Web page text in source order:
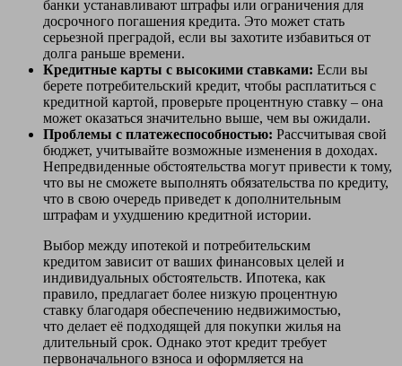
банки устанавливают штрафы или ограничения для
досрочного погашения кредита. Это может стать
серьезной преградой, если вы захотите избавиться от
долга раньше времени.
Кредитные карты с высокими ставками: Если вы
берете потребительский кредит, чтобы расплатиться с
кредитной картой, проверьте процентную ставку – она
может оказаться значительно выше, чем вы ожидали.
Проблемы с платежеспособностью: Рассчитывая свой
бюджет, учитывайте возможные изменения в доходах.
Непредвиденные обстоятельства могут привести к тому,
что вы не сможете выполнять обязательства по кредиту,
что в свою очередь приведет к дополнительным
штрафам и ухудшению кредитной истории.
Выбор между ипотекой и потребительским
кредитом зависит от ваших финансовых целей и
индивидуальных обстоятельств. Ипотека, как
правило, предлагает более низкую процентную
ставку благодаря обеспечению недвижимостью,
что делает её подходящей для покупки жилья на
длительный срок. Однако этот кредит требует
первоначального взноса и оформляется на